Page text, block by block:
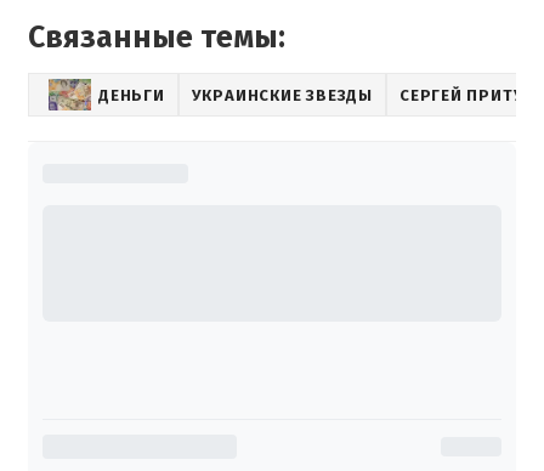
Связанные темы:
ДЕНЬГИ УКРАИНСКИЕ ЗВЕЗДЫ СЕРГЕЙ